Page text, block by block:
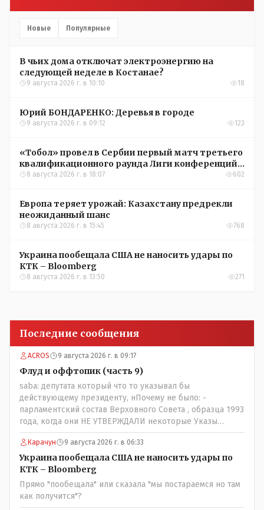
Новые Популярные
В чьих дома отключат электроэнергию на
следующей неделе в Костанае?
9 августа 2026 г. в 10:10 18
Юрий БОНДАРЕНКО: Деревья в городе
9 августа 2026 г. в 09:12 123
«Тобол» провел в Сербии первый матч третьего
квалификационного раунда Лиги конференций
УЕФА
8 августа 2026 г. в 18:07 602
Европа теряет урожай: Казахстану предрекли
неожиданный шанс
8 августа 2026 г. в 15:45 768
Украина пообещала США не наносить удары по
КТК – Bloomberg
8 августа 2026 г. в 13:50 271
Последние сообщения
ACROS 9 августа 2026 г. в 09:17
Флуд и оффтопик (часть 9)
saba: депутата который что то указывал бы
действующему президенту, нПочему не было: -
парламентский состав Верховного Совета , образца 1993
года, когда они НЕ УТВЕРЖДАЛИ некоторые Указы
Назарбаева, особенно в части выборов и перевыборов и
некоторых вопросах внутренней политики, и тогда
Назарбай волевым Указом РАСПУСТИЛ этот бунтарский
состав. Имя - Серикболсын Абдильдин вам знакомо -
юывший секретарь ЦК КП Казахстана , впоследствии -
депутат Верховного Совета и Мажлиса и Председатель
партии коммунстов- он в то время и после и причём
Карачун 9 августа 2026 г. в 06:33
Украина пообещала США не наносить удары по
КТК – Bloomberg
Прямо "пообещала" или сказала "мы постараемся но там
как получится"?